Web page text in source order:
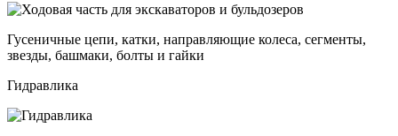
Гусеничные цепи, катки, направляющие колеса, сегменты,
звезды, башмаки, болты и гайки
Гидравлика